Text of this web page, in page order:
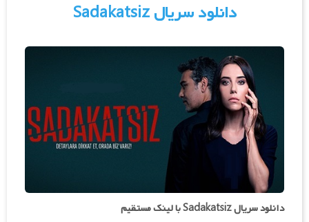
دانلود سریال Sadakatsiz
دانلود سریال Sadakatsiz با لینک مستقیم